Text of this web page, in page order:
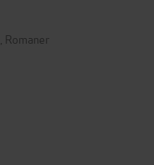
Romaner